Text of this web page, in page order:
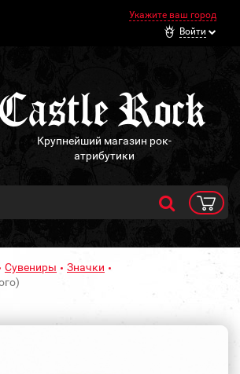
Укажите ваш город
Войти
Крупнейший магазин рок-
атрибутики
Сувениры
Значки